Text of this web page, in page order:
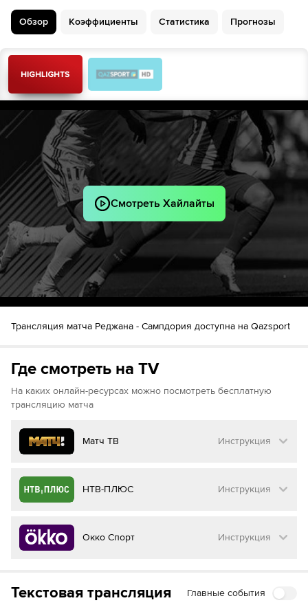
Фабио Депаоли
46´
Лука Видо
Седрик Гондо
Седрик Гондо48´
Седрик Гондо 60´
Алессио Краньо
61´
Риккардо Фьямоцци
Хоакин Соса
Lorenzo Ignacchiti
Джастин Куми
Лоренцо Венути
Пьетро Беруатто
Мбайе Ньянг
Джузеппе Сибилли
Реми Уден
Антонио Вергара
85´
Маноло Портанова
Леонардо Бенедетти
Обзор Коэффициенты Статистика Прогнозы
Смотреть Хайлайты
Трансляция матча Реджана - Сампдория доступна на Qazsport
Где смотреть на TV
На каких онлайн-ресурсах можно посмотреть бесплатную
трансляцию матча
Матч ТВ Инструкция
Как смотреть бесплатно трансляцию матча
Матч ТВ
Инструкция
Перейдите на сайт МАТЧ ТВ
Далее нажмите на «Создать учетную запись в
НТВ-ПЛЮС Инструкция
Как смотреть бесплатно трансляцию матча
на НТВ ПЛЮС
Перейдите на сайт НТВ ПЛЮС
Окко Спорт Инструкция
на Окко ТВ
Текстовая трансляция Главные события